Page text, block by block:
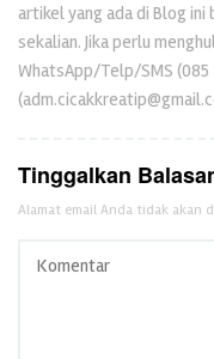
artikel yang ada di Blog
sekalian. Jika perlu
WhatsApp/Telp/SMS (085
Tinggalkan
Alamat email Anda tidak akan